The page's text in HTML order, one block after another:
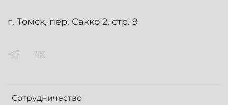
Сотрудничество
г. Томск, пер. Сакко 2, стр. 9